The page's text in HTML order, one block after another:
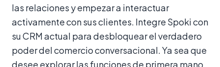
las relaciones y empezar a interactuar
activamente con sus clientes. Integre Spoki con
su CRM actual para desbloquear el verdadero
poder del comercio conversacional. Ya sea que
desee explorar las funciones de primera mano